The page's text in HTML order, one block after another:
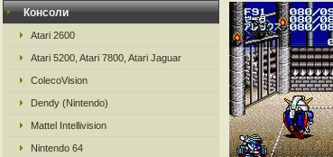
Консоли
Atari 2600
Atari 5200, Atari 7800, Atari Jaguar
ColecoVision
Dendy (Nintendo)
Mattel Intellivision
Nintendo 64